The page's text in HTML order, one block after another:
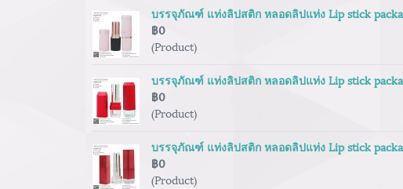
บรรจุภัณฑ์ แท่งลิปสติก หลอดลิปแท่ง Lip stick
฿0
(Product)
บรรจุภัณฑ์ แท่งลิปสติก หลอดลิปแท่ง Lip stick
฿0
(Product)
บรรจุภัณฑ์ แท่งลิปสติก หลอดลิปแท่ง Lip stick
฿0
(Product)